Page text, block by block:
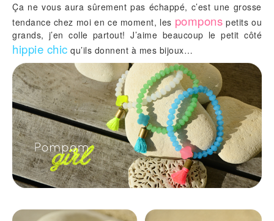
Ça ne vous aura sûrement pas échappé, c’est une grosse
tendance chez moi en ce moment, les pompons petits ou
grands, j’en colle partout! J’aime beaucoup le petit côté
hippie chic qu’ils donnent à mes bijoux…